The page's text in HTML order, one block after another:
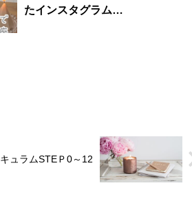
たインスタグラム…
ュラムSTEＰ0～12